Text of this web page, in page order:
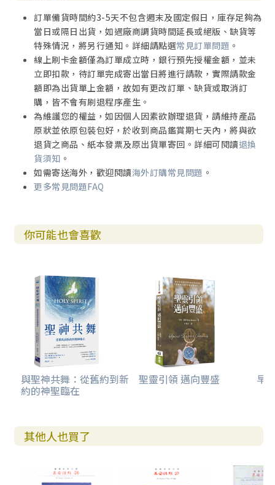
訂單備貨時間約3-5天不包含週末及國定假日，庫存足夠為
當日或隔日出貨，如遇廠商調貨時間延長或絕版、缺貨等
特殊情況，將另行通知。詳細請點選常見訂單問題 。
線上刷卡金額僅為訂單成立時，銀行預先授權金額，並未
立即扣款，待訂單完成寄出當日將進行請款，實際請款金
額即為出貨單上金額，故如有更改訂單、缺貨或取消訂
購，皆不會有刷退程序產生。
為維護您的權益，如因個人因素欲辦理退貨，請維持產品
原狀並依原包裝包好，於收到商品鑑賞期七天內，將與欲
退貨之商品、紙本發票及原出貨單寄回。詳細可閱讀退換
貨須知 。
如需寄送海外，歡迎閱讀海外訂購常見問題 。
更多常見問題FAQ
你可能也會喜歡
與聖神共舞：從舊約到新
約的神聖臨在
聖靈引領 邁向豐盛 早
其他人也買了